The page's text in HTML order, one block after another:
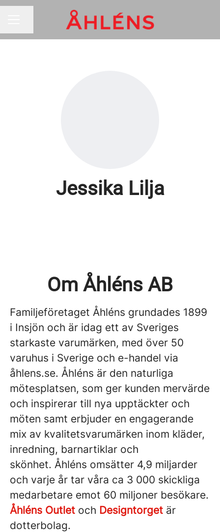
Jessika Lilja
Om Åhléns AB
Familjeföretaget Åhléns grundades 1899
i Insjön och är idag ett av Sveriges
starkaste varumärken, med över 50
varuhus i Sverige och e-handel via
åhlens.se. Åhléns är den naturliga
mötesplatsen, som ger kunden mervärde
och inspirerar till nya upptäckter och
möten samt erbjuder en engagerande
mix av kvalitetsvarumärken inom kläder,
inredning, barnartiklar och
skönhet. Åhléns omsätter 4,9 miljarder
och varje år tar våra ca 3 000 skickliga
medarbetare emot 60 miljoner besökare.
Åhléns Outlet och Designtorget är
dotterbolag.